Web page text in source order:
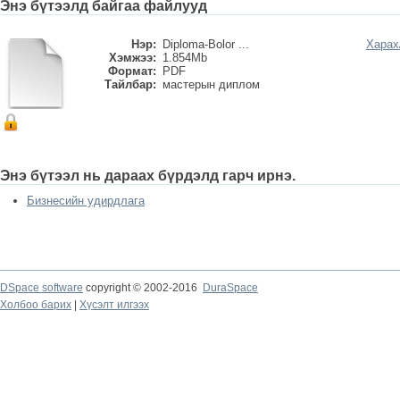
Энэ бүтээлд байгаа файлууд
Нэр:
Diploma-Bolor ...
Хэмжээ: 1.854Mb
Формат:
PDF
Тайлбар: мастерын диплом
Энэ бүтээл нь дараах бүрдэлд гарч ирнэ.
Бизнесийн удирдлага
DSpace software copyright © 2002-2016
DuraSpace
Холбоо барих
Хүсэлт илгээх